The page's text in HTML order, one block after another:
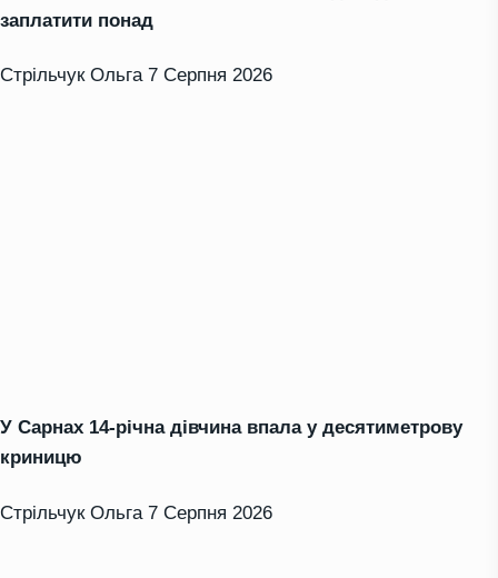
заплатити понад
Стрільчук Ольга 7 Серпня 2026
У Сарнах 14-річна дівчина впала у десятиметрову
криницю
Стрільчук Ольга 7 Серпня 2026